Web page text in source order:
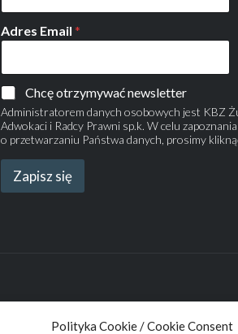
Polityka Cookie / Cookie Consent
Adres Email *
Chcę otrzymywać newsletter
Administratorem danych osobowych jest KBZ
Adwokaci i Radcy Prawni sp.k. W celu
o przetwarzaniu Państwa danych, prosimy
Zapisz się